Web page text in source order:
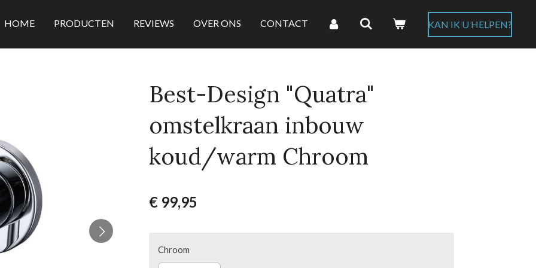
HOME PRODUCTEN REVIEWS OVER ONS CONTACT KAN IK U HELPEN?
Best-Design "Quatra"
omstelkraan inbouw
koud/warm Chroom
€ 99,95
Chroom